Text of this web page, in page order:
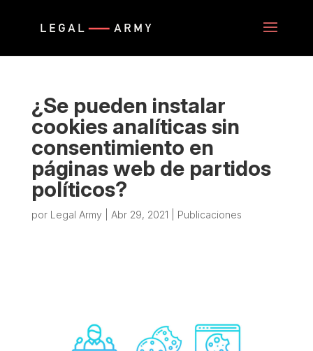
¿Se pueden instalar
cookies analíticas sin
consentimiento en
páginas web de partidos
políticos?
por Legal Army Abr 29, 2021 Publicaciones